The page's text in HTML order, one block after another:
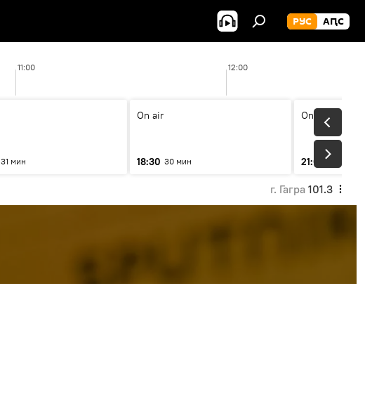
РУС АԤС
11:00 12:00
31 мин
On air
18:30 30 мин
On air
21:00
г. Гагра 101.3